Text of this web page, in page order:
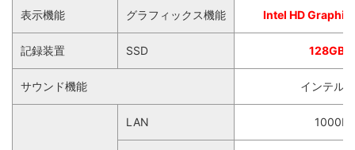
表示機能 グラフィックス機能 Intel HD
記録装置 SSD 128GB
サウンド機能 インテル®
LAN